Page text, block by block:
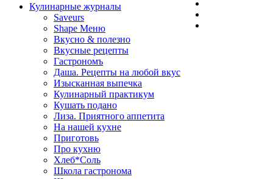
Кулинарные журналы
Saveurs
Shape Меню
Вкусно & полезно
Вкусные рецепты
Гастрономъ
Даша. Рецепты на любой вкус
Изысканная выпечка
Кулинарный практикум
Кушать подано
Лиза. Приятного аппетита
На нашей кухне
Приготовь
Про кухню
Хлеб*Соль
Школа гастронома